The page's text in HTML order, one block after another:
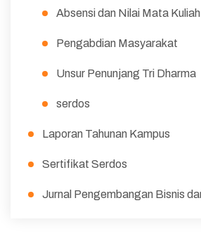
Absensi dan Nilai Mata Kuliah
Pengabdian Masyarakat
Unsur Penunjang Tri Dharma
serdos
Laporan Tahunan Kampus
Sertifikat Serdos
Jurnal Pengembangan Bisnis